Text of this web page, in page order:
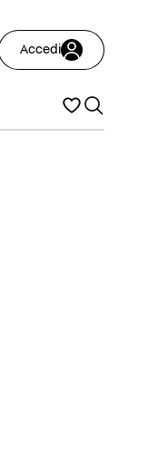
Accedi